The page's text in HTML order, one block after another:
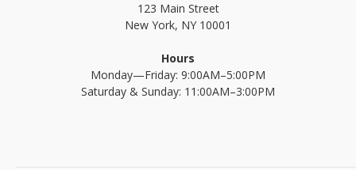
123 Main Street
New York, NY 10001
Hours
Monday—Friday: 9:00AM–5:00PM
Saturday & Sunday: 11:00AM–3:00PM